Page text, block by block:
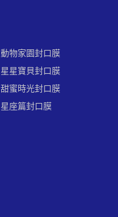
動物家園封口膜
星星寶貝封口膜
甜蜜時光封口膜
星座篇封口膜